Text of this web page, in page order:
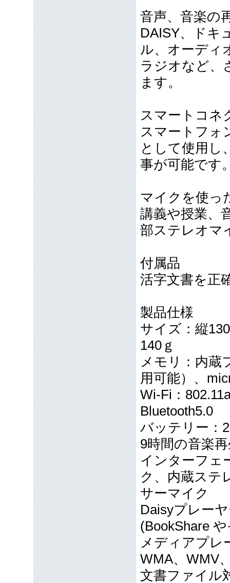
音声、音楽の
DAISY、ドキ
ル、オーディ
ラジオなど、
ます。
スマートコネ
スマートフォ
として使用し
事が可能です
マイクを使っ
講義や授業、
部ステレオマ
付属品
活字文書を正
製品仕様
サイズ：縦
140ｇ
メモリ：内蔵
用可能）、
Wi-Fi：
Bluetooth5.0
バッテリー：
9時間の音楽
インターフェ
ク、内蔵ステ
サーマイク
Daisyプレー
(BookShare
メディアプレ
WMA、WMV
文書ファイル